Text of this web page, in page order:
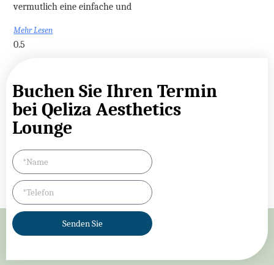
vermutlich eine einfache und
Mehr Lesen
Buchen Sie Ihren Termin
bei Qeliza Aesthetics
Lounge
Senden Sie